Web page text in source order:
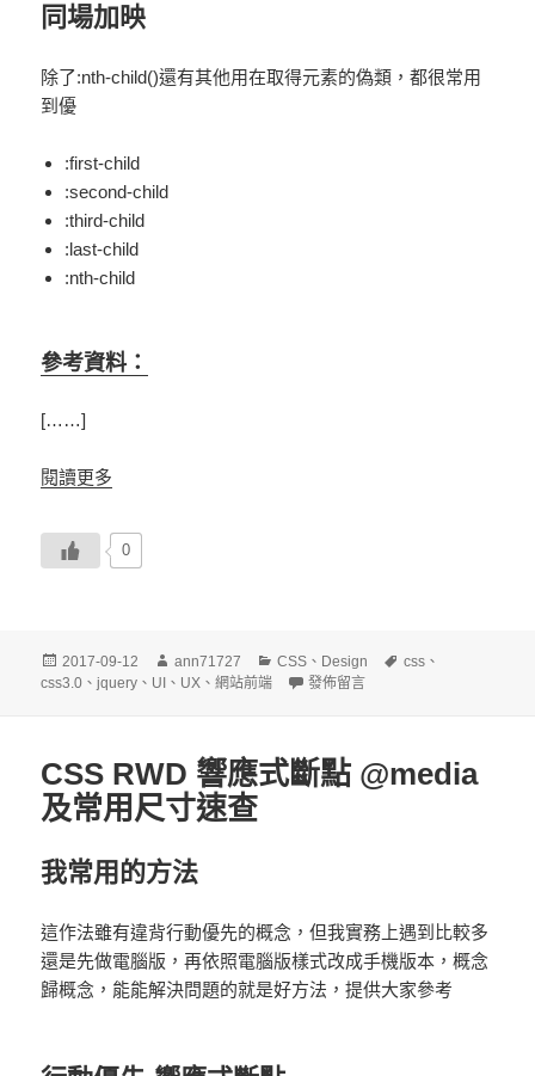
同場加映
除了:nth-child()還有其他用在取得元素的偽類，都很常用
到優
:first-child
:second-child
:third-child
:last-child
:nth-child
參考資料：
[……]
閱讀更多
0
發
佈
2017-09-12
作
者
ann71727
分
類
CSS 、 Design
標
css 、
css3.0 、jquery 、 UI 、 UX 、網站前端 在〈CSS get an element use :nth-
發佈留言
CSS RWD 響應式斷點 @media
及常用尺寸速查
我常用的方法
這作法雖有違背行動優先的概念，但我實務上遇到比較多
還是先做電腦版，再依照電腦版樣式改成手機版本，概念
歸概念，能能解決問題的就是好方法，提供大家參考